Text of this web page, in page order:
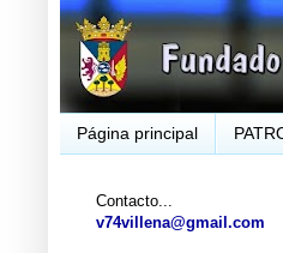
Página principal
Contacto...
v74villena@gmail.com